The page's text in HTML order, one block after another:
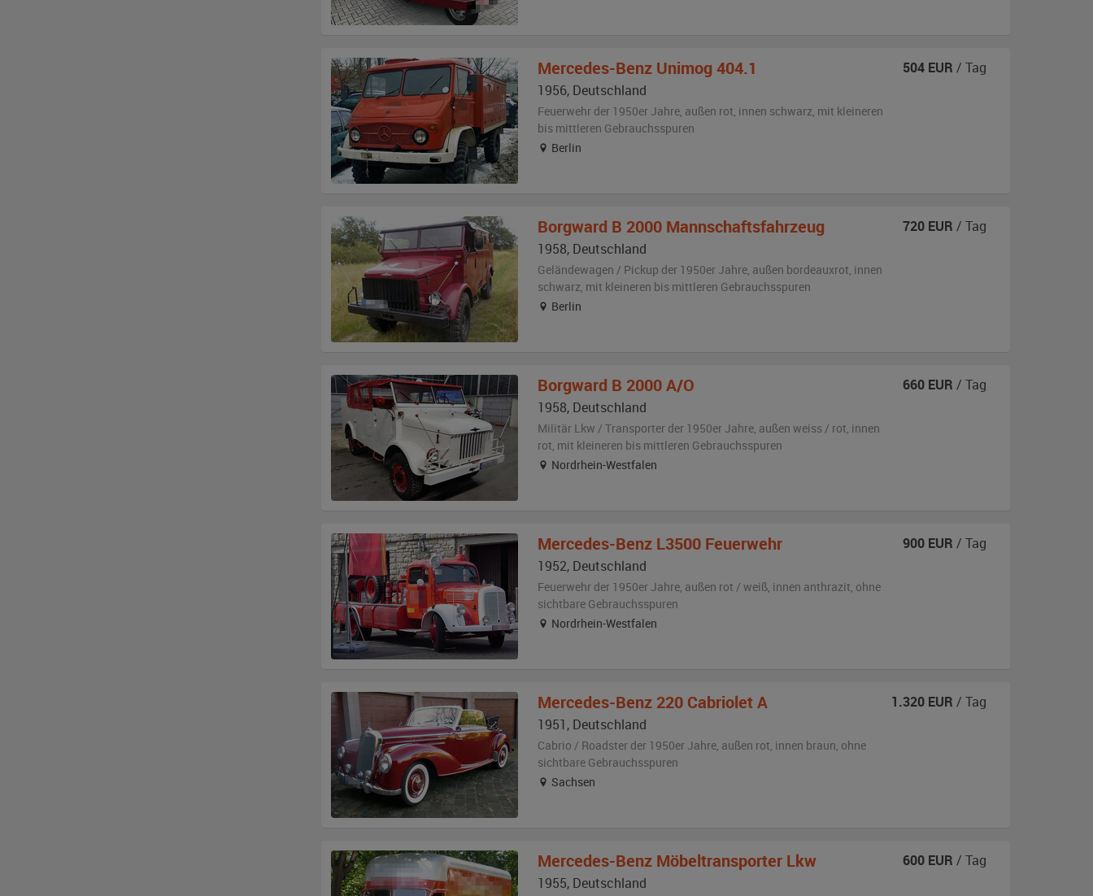
Mercedes-Benz Unimog 404.1
1956, Deutschland
Feuerwehr der 1950er Jahre, außen rot, innen schwarz, mit kleineren
bis mittleren Gebrauchsspuren
Berlin
504 EUR / Tag
Borgward B 2000 Mannschaftsfahrzeug
1958, Deutschland
Geländewagen / Pickup der 1950er Jahre, außen bordeauxrot, innen
schwarz, mit kleineren bis mittleren Gebrauchsspuren
Berlin
720 EUR / Tag
Borgward B 2000 A/O
1958, Deutschland
Militär Lkw / Transporter der 1950er Jahre, außen weiss / rot, innen
rot, mit kleineren bis mittleren Gebrauchsspuren
Nordrhein-Westfalen
660 EUR / Tag
Mercedes-Benz L3500 Feuerwehr
1952, Deutschland
Feuerwehr der 1950er Jahre, außen rot / weiß, innen anthrazit, ohne
sichtbare Gebrauchsspuren
Nordrhein-Westfalen
900 EUR / Tag
Mercedes-Benz 220 Cabriolet A
1951, Deutschland
Cabrio / Roadster der 1950er Jahre, außen rot, innen braun, ohne
sichtbare Gebrauchsspuren
Sachsen
1.320 EUR / Tag
Mercedes-Benz Möbeltransporter Lkw
1955, Deutschland
600 EUR / Tag